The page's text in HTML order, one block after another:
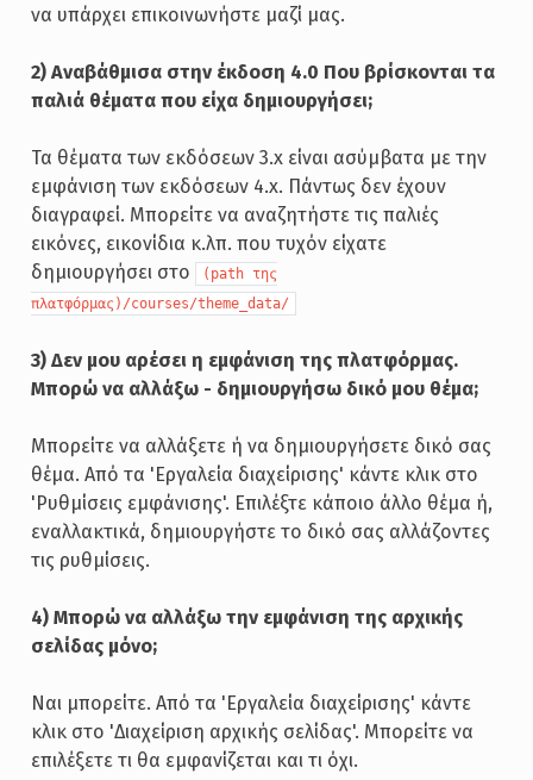
να υπάρχει επικοινωνήστε μαζί μας.
2) Αναβάθμισα στην έκδοση 4.0 Που βρίσκονται τα
παλιά θέματα που είχα δημιουργήσει;
Τα θέματα των εκδόσεων 3.x είναι ασύμβατα με την
εμφάνιση των εκδόσεων 4.x. Πάντως δεν έχουν
διαγραφεί. Μπορείτε να αναζητήστε τις παλιές
εικόνες, εικονίδια κ.λπ. που τυχόν είχατε
δημιουργήσει στο
(path της
πλατφόρμας)/courses/theme_data/
3) Δεν μου αρέσει η εμφάνιση της πλατφόρμας.
Μπορώ να αλλάξω - δημιουργήσω δικό μου θέμα;
Μπορείτε να αλλάξετε ή να δημιουργήσετε δικό σας
θέμα. Από τα 'Εργαλεία διαχείρισης' κάντε κλικ στο
'Ρυθμίσεις εμφάνισης'. Επιλέξτε κάποιο άλλο θέμα ή,
εναλλακτικά, δημιουργήστε το δικό σας αλλάζοντες
τις ρυθμίσεις.
4) Μπορώ να αλλάξω την εμφάνιση της αρχικής
σελίδας μόνο;
Ναι μπορείτε. Από τα 'Εργαλεία διαχείρισης' κάντε
κλικ στο 'Διαχείριση αρχικής σελίδας'. Μπορείτε να
επιλέξετε τι θα εμφανίζεται και τι όχι.